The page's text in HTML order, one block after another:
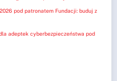
pod patronatem Fundacji: buduj z
adeptek cyberbezpieczeństwa pod